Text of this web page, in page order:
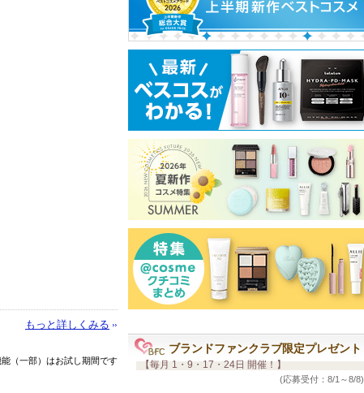
もっと詳しくみる
（一部）はお試し期間です
ブランドファンクラブ限定プレゼント
【毎月 1・9・17・24日 開催！】
(応募受付：8/1～8/8)